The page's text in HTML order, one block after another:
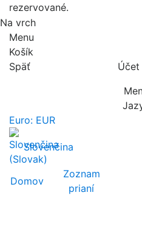
rezervované.
Na vrch
Menu
Košík
Späť
Účet
Euro: EUR
Slovenčina
Domov
Zoznam
prianí